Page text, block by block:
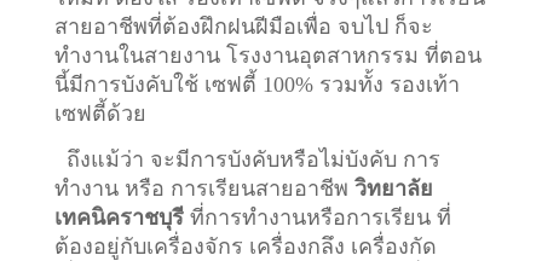
สายอาชีพที่ต้องฝึกฝนฝีมือเพื่อ จบไป ก็จะ
ทำงานในสายงาน โรงงานอุตสาหกรรม ที่ตอน
นี้มีการบังคับใช้ เซฟตี้ 100% รวมทั้ง รองเท้า
เซฟตี้ด้วย
ถึงแม้ว่า จะมีการบังคับหรือไม่บังคับ การ
ทำงาน หรือ การเรียนสายอาชีพ วิทยาลัย
เทคนิคราชบุรีที่การทำงานหรือการเรียน ที่
ต้องอยู่กับเครื่องจักร เครื่องกลึง เครื่องกัด